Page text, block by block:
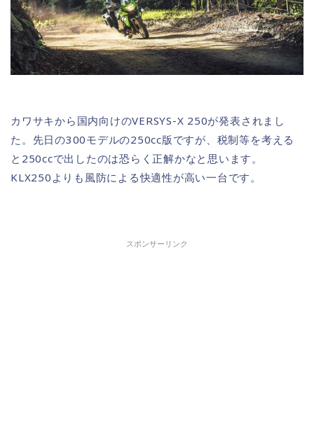
カワサキから国内向けのVERSYS-X 250が発表されまし
た。先日の300モデルの250cc版ですが、税制等を考える
と250ccで出したのは恐らく正解かなと思います。
KLX250よりも風防による快適性が高い一台です。
スポンサーリンク